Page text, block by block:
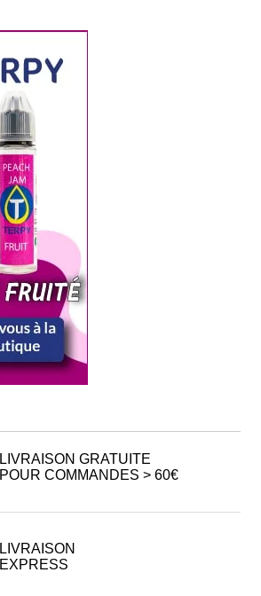
LIVRAISON GRATUITE
POUR COMMANDES > 60€
LIVRAISON
EXPRESS